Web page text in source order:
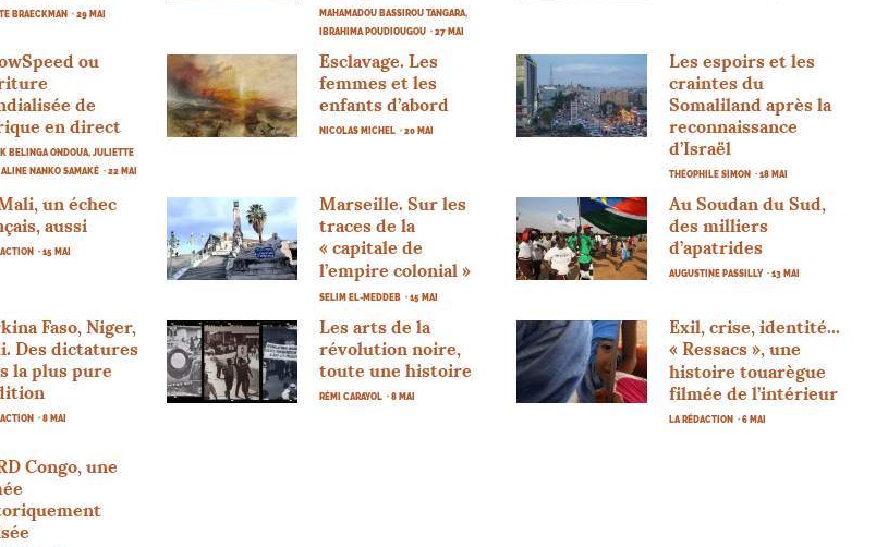
BRAECKMAN · 29 MAI
MAHAMADOU BASSIROU TANGARA,
IBRAHIMA POUDIOUGOU · 27 MAI
ou
de
en direct
BELINGA ONDOUA, JULIETTE
ALINE NANKO SAMAKÉ · 22 MAI
Esclavage. Les
femmes et les
enfants d’abord
NICOLAS MICHEL · 20 MAI
Les espoirs et les
craintes du
Somaliland après la
reconnaissance
d’Israël
THÉOPHILE SIMON · 18 MAI
un échec
aussi
· 15 MAI
Marseille. Sur les
traces de la
« capitale de
l’empire colonial »
SELIM EL-MEDDEB · 15 MAI
Au Soudan du Sud,
des milliers
d’apatrides
AUGUSTINE PASSILLY · 13 MAI
Faso, Niger,
Des dictatures
la plus pure
· 8 MAI
Les arts de la
révolution noire,
toute une histoire
RÉMI CARAYOL · 8 MAI
Exil, crise, identité...
« Ressacs », une
histoire touarègue
filmée de l’intérieur
LA RÉDACTION · 6 MAI
Congo, une